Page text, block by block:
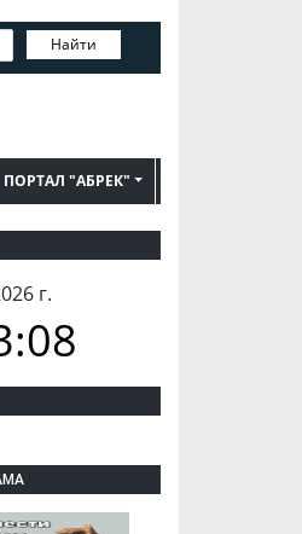
Найти
ПОРТАЛ "АБРЕК"
г.